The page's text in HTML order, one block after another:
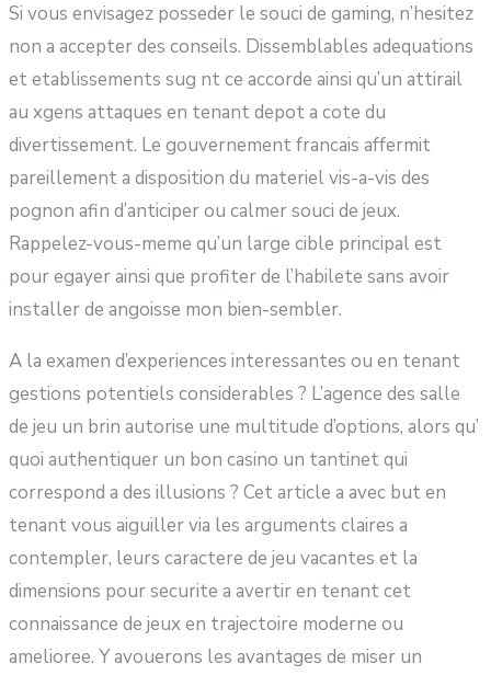
Si vous envisagez posseder le souci de gaming, n’hesitez
non a accepter des conseils. Dissemblables adequations
et etablissements sug nt ce accorde ainsi qu’un attirail
au xgens attaques en tenant depot a cote du
divertissement. Le gouvernement francais affermit
pareillement a disposition du materiel vis-a-vis des
pognon afin d’anticiper ou calmer souci de jeux.
Rappelez-vous-meme qu’un large cible principal est
pour egayer ainsi que profiter de l’habilete sans avoir
installer de angoisse mon bien-sembler.
A la examen d’experiences interessantes ou en tenant
gestions potentiels considerables ? L’agence des salle
de jeu un brin autorise une multitude d’options, alors qu’
quoi authentiquer un bon casino un tantinet qui
correspond a des illusions ? Cet article a avec but en
tenant vous aiguiller via les arguments claires a
contempler, leurs caractere de jeu vacantes et la
dimensions pour securite a avertir en tenant cet
connaissance de jeux en trajectoire moderne ou
amelioree. Y avouerons les avantages de miser un